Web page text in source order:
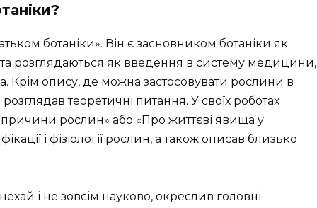
ботаніки». Він є засновником ботаніки як
розглядаються як введення в систему медицини,
Крім опису, де можна застосовувати рослини в
теоретичні питання. У своїх роботах
рослин» або «Про життєві явища у
і фізіології рослин, а також описав близько
і не зовсім науково, окреслив головні